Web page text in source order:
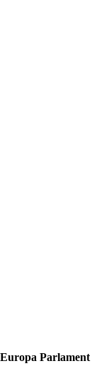
Parlament